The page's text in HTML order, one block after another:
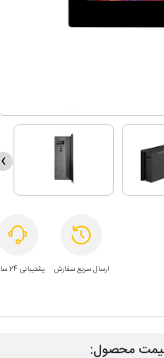
›
ارسال سریع سفارش پشتیبانی 24 ساعته
محصول: